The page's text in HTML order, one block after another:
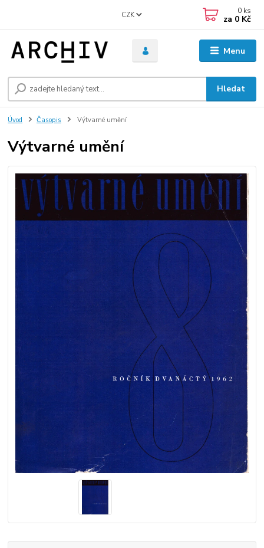
Menu
CZK
Hledat
0 ks
za 0 Kč
Úvod Časopis Výtvarné umění
Výtvarné umění